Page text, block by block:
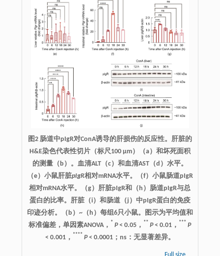
图2 肠道中pIgR对ConA诱导的肝损伤的反应性。肝脏的
H&E染色代表性切片（标尺100 μm）（a）和坏死面积
的测量（b）。血清ALT（c）和血清AST（d）水平。
（e）小鼠肝脏pIgR相对mRNA水平。（f）小鼠肠道pIgR
相对mRNA水平。（g）肝脏pIgR和（h）肠道pIgR与总
蛋白的比率。肝脏（i）和肠道（j）中pIgR蛋白的免疫
印迹分析。（b）~（h）每组6只小鼠。图示为平均值和
标准偏差，单因素ANOVA，
* P< 0.05， ** P< 0.01， *** P
< 0.001，
**** P< 0.0001；ns：无显著差异。